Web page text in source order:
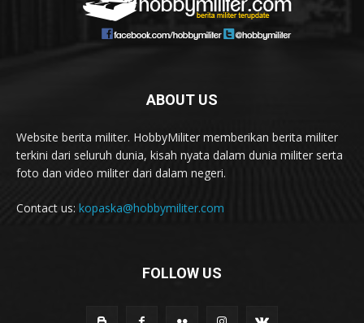
ABOUT US
Website berita militer. HobbyMiliter memberikan berita militer
terkini dari seluruh dunia, kisah nyata dalam dunia militer serta
foto dan video militer dari dalam negeri.
Contact us: kopaska@hobbymiliter.com
FOLLOW US